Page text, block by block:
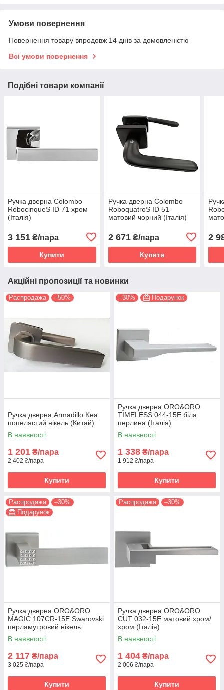
Умови повернення
Повернення товару впродовж 14 днів за домовленістю
Всі умови повернення
Подібні товари компанії
Ручка дверна Colombo
RobocinqueS ID 71 хром
(Італія)
3 151 ₴/пара
Купити
Ручка дверна Colombo
RoboquatroS ID 51
матовий чорний (Італія)
2 671₴/пара
Купити
2
Акційні пропозиції та новинки
Распродажа –50%
Ручка дверна Armadillo Kea
попелястий нікель (Китай)
В наявності
1 201 ₴/пара
2 402 ₴/пара
Купити
–30% Подарунок
Ручка дверна ORO&ORO
TIMELESS 044-15E біла
перлина (Італія)
В наявності
1 338 ₴/пара
1 912 ₴/пара
Купити
Распродажа
–30%
Подарунок
Ручка дверна ORO&ORO
MAGIC 107СR-15E Swarovski
перламутровий нікель
(Італія)
В наявності
2 117 ₴/пара
3 025 ₴/пара
Купити
Распродажа –30%
Ручка дверна ORO&ORO
CUT 032-15E матовий хром/
хром (Італія)
В наявності
1 404 ₴/пара
2 006 ₴/пара
Купити